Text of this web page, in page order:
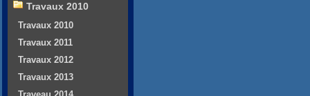
Travaux 2010
Travaux 2010
Travaux 2011
Travaux 2012
Travaux 2013